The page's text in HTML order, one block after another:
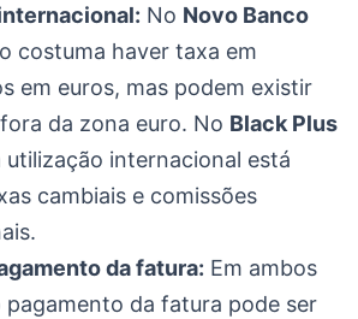
No Novo Banco
costuma haver taxa em
em euros, mas podem existir
da zona euro. No Black Plus
utilização internacional está
cambiais e comissões
da fatura: Em ambos
pagamento da fatura pode ser